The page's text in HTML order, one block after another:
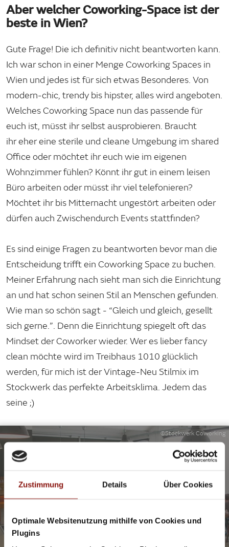
Zustimmung Details Über Cookies
Optimale Websitenutzung mithilfe von Cookies und
Plugins
Aber welcher Coworking-Space ist der
beste in Wien?
Gute Frage! Die ich definitiv nicht beantworten kann.
Ich war schon in einer Menge Coworking Spaces in
Wien und jedes ist für sich etwas Besonderes. Von
modern-chic, trendy bis hipster, alles wird angeboten.
Welches Coworking Space nun das passende für
euch ist, müsst ihr selbst ausprobieren. Braucht
ihr eher eine sterile und cleane Umgebung im shared
Office oder möchtet ihr euch wie im eigenen
Wohnzimmer fühlen? Könnt ihr gut in einem leisen
Büro arbeiten oder müsst ihr viel telefonieren?
Möchtet ihr bis Mitternacht ungestört arbeiten oder
dürfen auch Zwischendurch Events stattfinden?
Es sind einige Fragen zu beantworten bevor man die
Entscheidung trifft ein Coworking Space zu buchen.
Meiner Erfahrung nach sieht man sich die Einrichtung
an und hat schon seinen Stil an Menschen gefunden.
Wie man so schön sagt - “Gleich und gleich, gesellt
sich gerne.”. Denn die Einrichtung spiegelt oft das
Mindset der Coworker wieder. Wer es lieber fancy
clean möchte wird im Treibhaus 1010 glücklich
werden, für mich ist der Vintage-Neu Stilmix im
Stockwerk das perfekte Arbeitsklima. Jedem das
seine ;)
Ihr liebt das Unkonventionelle, mögt die Mischung
unterschiedlichen Menschen und nehmt gern an
Veranstaltungen oder Workshops teil? Dann findet ihr hier
©Stockwerk Coworking